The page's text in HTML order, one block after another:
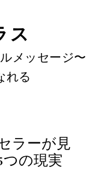
ス
メッセージ〜
れる
ラーが見
の現実